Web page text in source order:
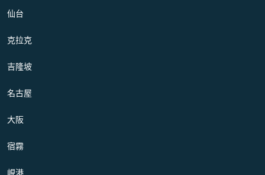
仙台
克拉克
吉隆坡
名古屋
大阪
宿霧
峴港